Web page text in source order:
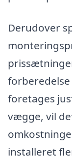
Derudover
foretages
vægge, vil
installeret